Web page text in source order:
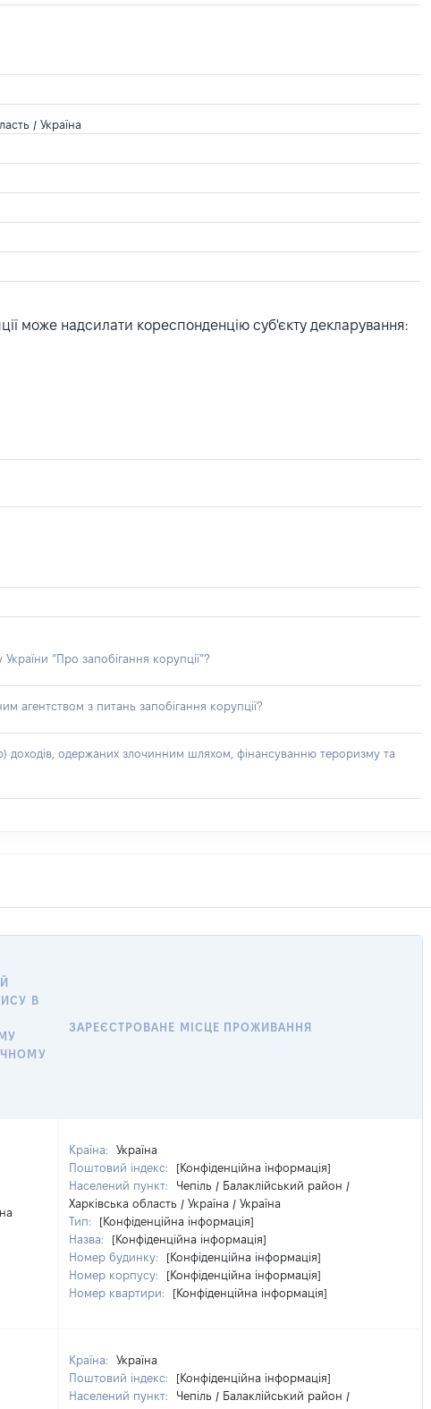
/ Україна
може надсилати кореспонденцію суб'єкту декларування:
“Про запобігання корупції”?
агентством з питань запобігання корупції?
доходів, одержаних злочинним шляхом, фінансуванню тероризму та
В
ЗАРЕЄСТРОВАНЕ МІСЦЕ ПРОЖИВАННЯ
Країна:
Україна
Поштовий індекс:
[Конфіденційна інформація]
Населений пункт:
Чепіль / Балаклійський район /
Харківська область / Україна / Україна
Тип:
[Конфіденційна інформація]
Назва:
[Конфіденційна інформація]
Номер будинку:
[Конфіденційна інформація]
Номер корпусу:
[Конфіденційна інформація]
Номер квартири:
[Конфіденційна інформація]
Країна:
Україна
Поштовий індекс:
[Конфіденційна інформація]
Населений пункт:
Чепіль / Балаклійський район /